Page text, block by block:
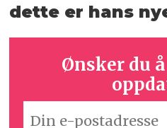
dette er hans
Ønsker du